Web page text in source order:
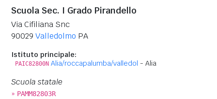
Scuola Sec. I Grado Pirandello
Via Cifiliana Snc
90029 Valledolmo PA
Istituto principale:
PAIC82800N Alia/roccapalumba/valledol - Alia
Scuola statale
» PAMM82803R